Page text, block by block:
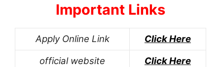
Important Links
Apply Online Link
Click Here
official website
Click Here